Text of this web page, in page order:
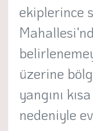
ekiplerince
üzerine
yangını
nedeniyle